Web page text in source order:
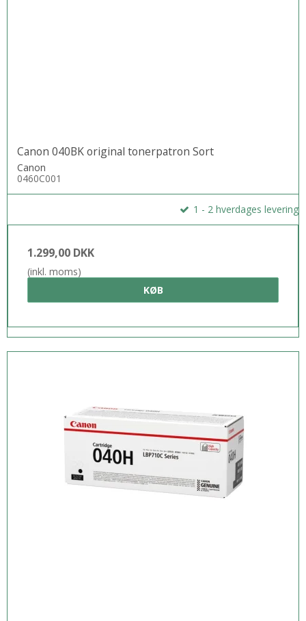
Canon 040BK original tonerpatron Sort
Canon
0460C001
1 - 2 hverdages levering
1.299,00 DKK
(inkl. moms)
KØB